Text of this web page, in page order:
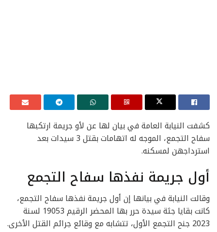
كشفت النيابة العامة في بيان لها عن لأو جريمة ارتكبها
سفاح التجمع، الموجه له اتهامات بقتل 3 سيدات بعد
استرداجهن لمسكنه.
أول جريمة نفذها سفاح التجمع
وقالت النيابة في بيانها إن أول جريمة نفذها سفاح التجمع،
كانت بقايا جثة سيدة حرر بها المحضر الرقيم 19053 لسنة
2023 جنح التجمع الأول، تتشابه مع وقائع جرائم القتل الأخرى.